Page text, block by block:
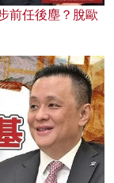
前任後塵？脫歐